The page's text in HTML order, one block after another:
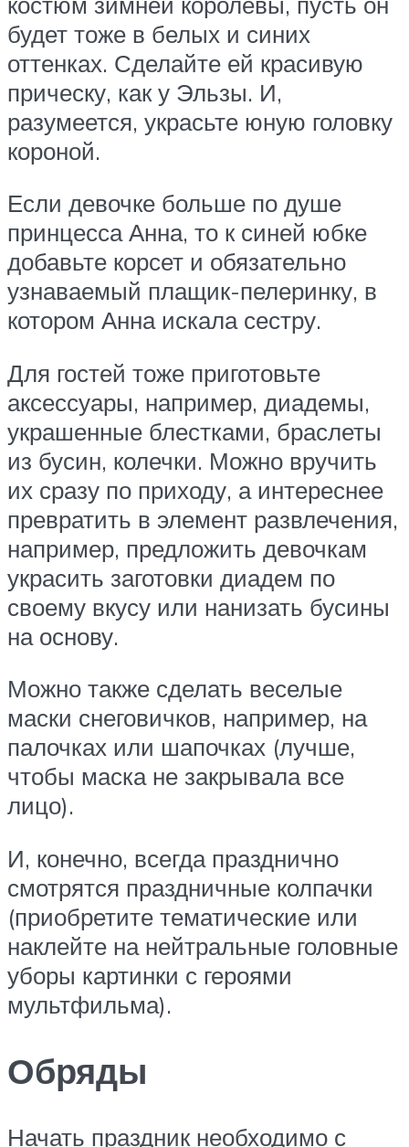
будет тоже в белых и синих
оттенках. Сделайте ей красивую
прическу, как у Эльзы. И,
разумеется, украсьте юную головку
короной.
Если девочке больше по душе
принцесса Анна, то к синей юбке
добавьте корсет и обязательно
узнаваемый плащик-пелеринку, в
котором Анна искала сестру.
Для гостей тоже приготовьте
аксессуары, например, диадемы,
украшенные блестками, браслеты
из бусин, колечки. Можно вручить
их сразу по приходу, а интереснее
превратить в элемент развлечения,
например, предложить девочкам
украсить заготовки диадем по
своему вкусу или нанизать бусины
на основу.
Можно также сделать веселые
маски снеговичков, например, на
палочках или шапочках (лучше,
чтобы маска не закрывала все
лицо).
И, конечно, всегда празднично
смотрятся праздничные колпачки
(приобретите тематические или
наклейте на нейтральные головные
уборы картинки с героями
мультфильма).
Обряды
Начать праздник необходимо с